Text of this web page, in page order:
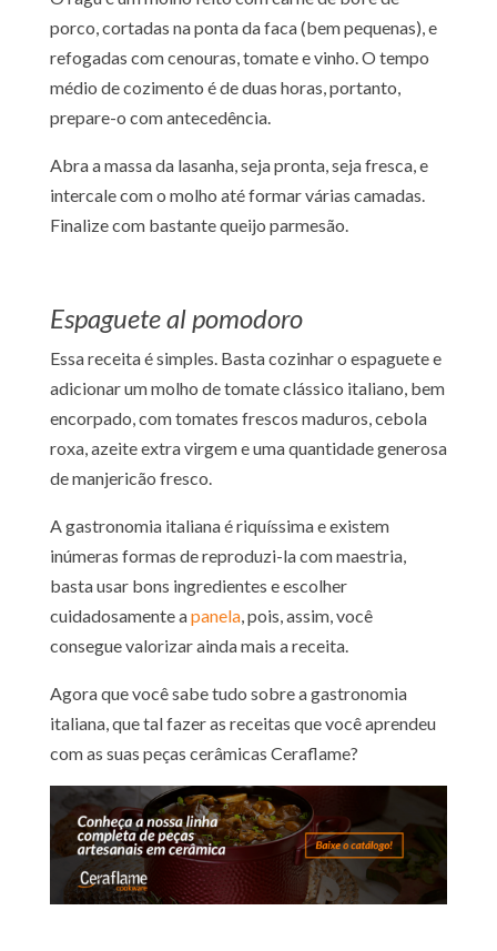
porco, cortadas na ponta da faca (bem pequenas), e
refogadas com cenouras, tomate e vinho. O tempo
médio de cozimento é de duas horas, portanto,
prepare-o com antecedência.
Abra a massa da lasanha, seja pronta, seja fresca, e
intercale com o molho até formar várias camadas.
Finalize com bastante queijo parmesão.
Espaguete al pomodoro
Essa receita é simples. Basta cozinhar o espaguete e
adicionar um molho de tomate clássico italiano, bem
encorpado, com tomates frescos maduros, cebola
roxa, azeite extra virgem e uma quantidade generosa
de manjericão fresco.
A gastronomia italiana é riquíssima e existem
inúmeras formas de reproduzi-la com maestria,
basta usar bons ingredientes e escolher
cuidadosamente apanela, pois, assim, você
consegue valorizar ainda mais a receita.
Agora que você sabe tudo sobre a gastronomia
italiana, que tal fazer as receitas que você aprendeu
com as suas peças cerâmicas Ceraflame?